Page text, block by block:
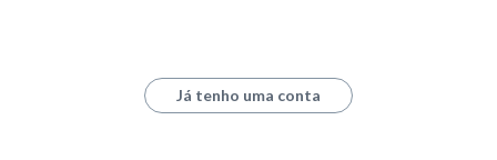
Já tenho uma conta